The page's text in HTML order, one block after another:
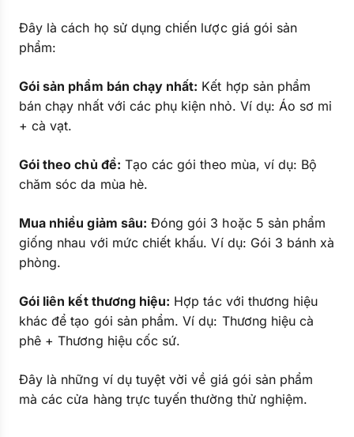
Đây là cách họ sử dụng chiến lược giá gói sản
phẩm:
Gói sản phẩm bán chạy nhất: Kết hợp sản phẩm
bán chạy nhất với các phụ kiện nhỏ. Ví dụ: Áo sơ mi
+ cà vạt.
Gói theo chủ đề: Tạo các gói theo mùa, ví dụ: Bộ
chăm sóc da mùa hè.
Mua nhiều giảm sâu: Đóng gói 3 hoặc 5 sản phẩm
giống nhau với mức chiết khấu. Ví dụ: Gói 3 bánh xà
phòng.
Gói liên kết thương hiệu: Hợp tác với thương hiệu
khác để tạo gói sản phẩm. Ví dụ: Thương hiệu cà
phê + Thương hiệu cốc sứ.
Đây là những ví dụ tuyệt vời về giá gói sản phẩm
mà các cửa hàng trực tuyến thường thử nghiệm.